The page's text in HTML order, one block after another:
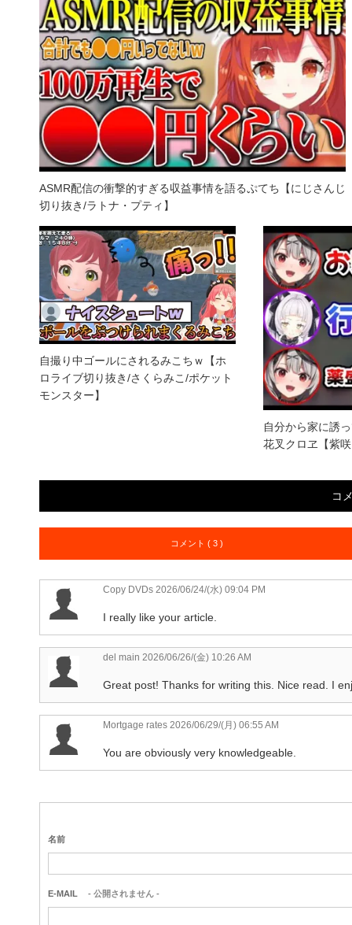
ASMR配信の衝撃的すぎる収益事情を語るぷてち【にじさんじ
切り抜き/ラトナ・プティ】
自撮り中ゴールにされるみこちｗ【ホ
ロライブ切り抜き/さくらみこ/ポケット
モンスター】
自分から家に誘
花叉クロヱ【紫
コ
コメント ( 3 )
Copy DVDs 2026/06/24/(水) 09:04 PM
I really like your article.
del main 2026/06/26/(金) 10:26 AM
Great post! Thanks for writing this. Nice read. I
Mortgage rates 2026/06/29/(月) 06:55 AM
You are obviously very knowledgeable.
名前
E-MAIL - 公開されません -